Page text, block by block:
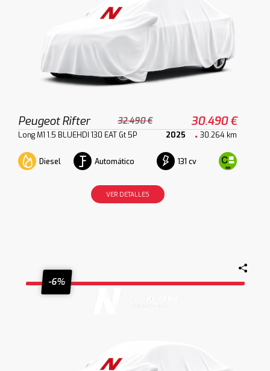
Peugeot Rifter 32.490 € 30.490 €
Long M1 1.5 BLUEHDI 130 EAT Gt 5P 2025 30.264 km
Diesel Automático 131 cv
VER DETALLES
-6%